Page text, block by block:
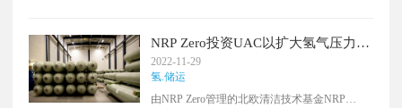
SUPAERO图卢兹领导的项目。
用，以加速液氢的使用。容量为20公斤的液氢
包含近2400mj的能量，可以随时储存并在
GenH2的超轻实用罐系统中使用。GenH2公司
的首席技术官Jong Baik表示，LS20的开发是
NASA内部与NASA合作的几十年经验和工程
NRP Zero投资UAC以扩大氢气压力容
器的产量
2022-11-29
氢.储运
由NRP Zero管理的北欧清洁技术基金NRP